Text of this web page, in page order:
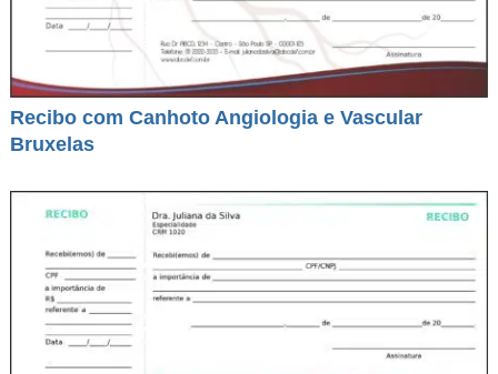
Recibo com Canhoto Angiologia e Vascular
Bruxelas